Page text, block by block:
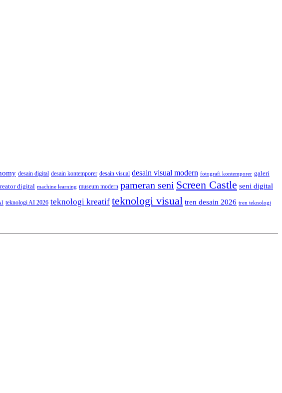
desain digital desain kontemporer desain visual desain visual modern fotografi kontemporer galeri
digital machine learning museum modern pameran seni Screen Castle seni digital
teknologi AI 2026 teknologi kreatif teknologi visual tren desain 2026 tren teknologi